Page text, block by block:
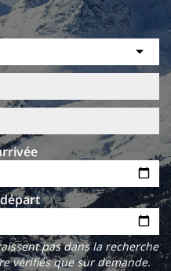
pas dans la recherche
vérifiés que sur demande.